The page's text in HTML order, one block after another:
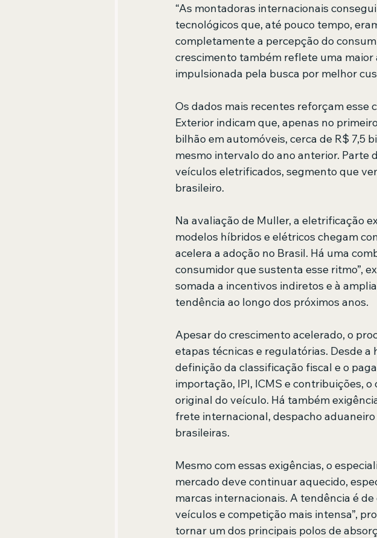
“As montadoras internacionais
tecnológicos que, até pouco tempo,
completamente a percepção do
crescimento também reflete uma
impulsionada pela busca por melhor
Os dados mais recentes reforçam esse
Exterior indicam que, apenas no
bilhão em automóveis, cerca de R$ 7,5
mesmo intervalo do ano anterior. Parte
veículos eletrificados, segmento que
brasileiro.
Na avaliação de Muller, a eletrificação
modelos híbridos e elétricos chegam
acelera a adoção no Brasil. Há uma
consumidor que sustenta esse ritmo”,
somada a incentivos indiretos e à
tendência ao longo dos próximos anos.
Apesar do crescimento acelerado, o
etapas técnicas e regulatórias. Desde
definição da classificação fiscal e o
importação, IPI, ICMS e contribuições,
original do veículo. Há também
frete internacional, despacho
brasileiras.
Mesmo com essas exigências, o
mercado deve continuar aquecido,
marcas internacionais. A tendência é
veículos e competição mais intensa”,
tornar um dos principais polos de